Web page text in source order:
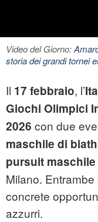
Video del Giorno:
storia dei grandi tornei
Il 17 febbraio, l’
Giochi Olimpici
2026 con due
maschile di
pursuit
Milano.
concrete
azzurri.